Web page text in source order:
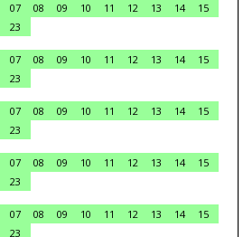
07 08 09 10 11 12 13 14
15
23
07 08 09 10 11 12 13 14
15
23
07 08 09 10 11 12 13 14
15
23
07 08 09 10 11 12 13 14
15
23
07 08 09 10 11 12 13 14
15
23